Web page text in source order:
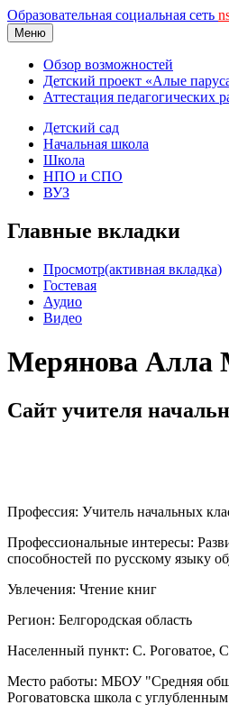
Образовательная социальная сеть
Меню
Обзор возможностей
Детский проект «Алые
Аттестация педагогических
Детский сад
Начальная школа
Школа
НПО и СПО
ВУЗ
Главные вкладки
Просмотр(активная вкладка)
Гостевая
Аудио
Видео
Мерянова Алла
Сайт учителя
Профессия: Учитель начальных
Профессиональные интересы:
способностей по русскому языку
Увлечения: Чтение книг
Регион: Белгородская область
Населенный пункт: С. Роговатое,
Место работы: МБОУ "Средняя
Роговатовска школа с